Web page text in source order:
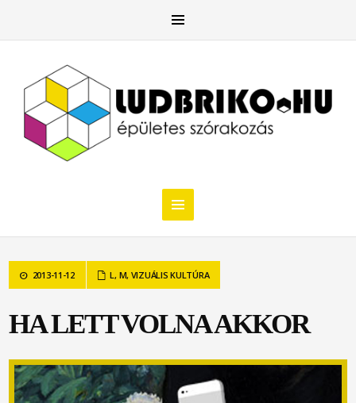
2013-11-12 L, M, VIZUÁLIS KULTÚRA
HA LETT VOLNA AKKOR